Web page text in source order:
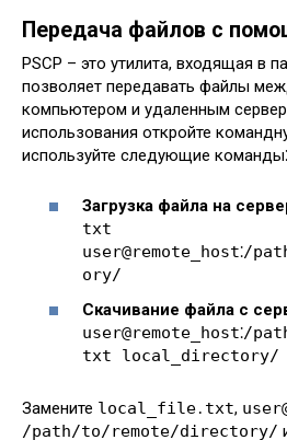
Передача файлов с
PSCP – это утилита, входящая в
позволяет передавать файлы
компьютером и удаленным
использования откройте
используйте следующие команды⁚
Загрузка файла на
txt
user@remote_host⁚/
ory/
Скачивание файла с
user@remote_host⁚/
txt local_directory/
Замените local_file․txt,
/path/to/remote/directory/